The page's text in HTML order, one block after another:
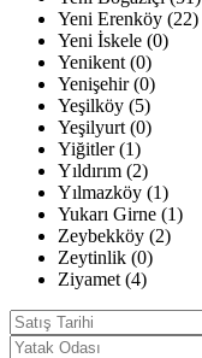
Yeni Erenköy (22)
Yeni İskele (0)
Yenikent (0)
Yenişehir (0)
Yeşilköy (5)
Yeşilyurt (0)
Yiğitler (1)
Yıldırım (2)
Yılmazköy (1)
Yukarı Girne (1)
Zeybekköy (2)
Zeytinlik (0)
Ziyamet (4)